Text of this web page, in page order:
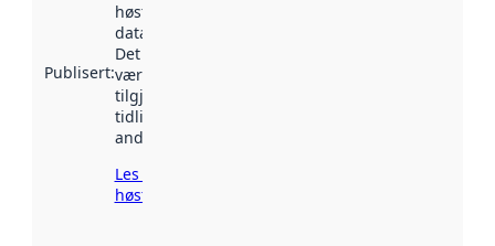
Publisert:
høstet av
data.norge.no.
Det kan ha
vært
tilgjengelig
tidligere
andre steder.
Les mer om
høsting her